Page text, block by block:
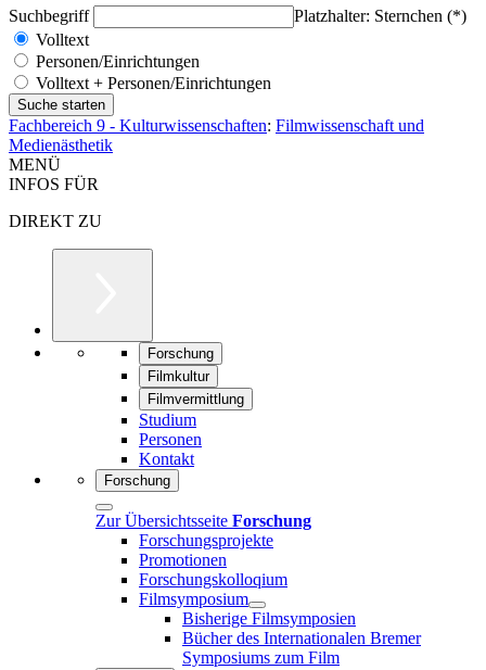
Suchbegriff
Platzhalter: Sternchen (*)
Volltext
Personen/Einrichtungen
Volltext + Personen/Einrichtungen
Fachbereich 9 - Kulturwissenschaften: Filmwissenschaft und
Medienästhetik
MENÜ
INFOS FÜR
DIREKT ZU
Forschung
Filmkultur
Filmvermittlung
Studium
Personen
Kontakt
Forschung
Zur Übersichtsseite Forschung
Forschungsprojekte
Promotionen
Forschungskolloqium
Filmsymposium
Bisherige Filmsymposien
Bücher des Internationalen Bremer
Symposiums zum Film